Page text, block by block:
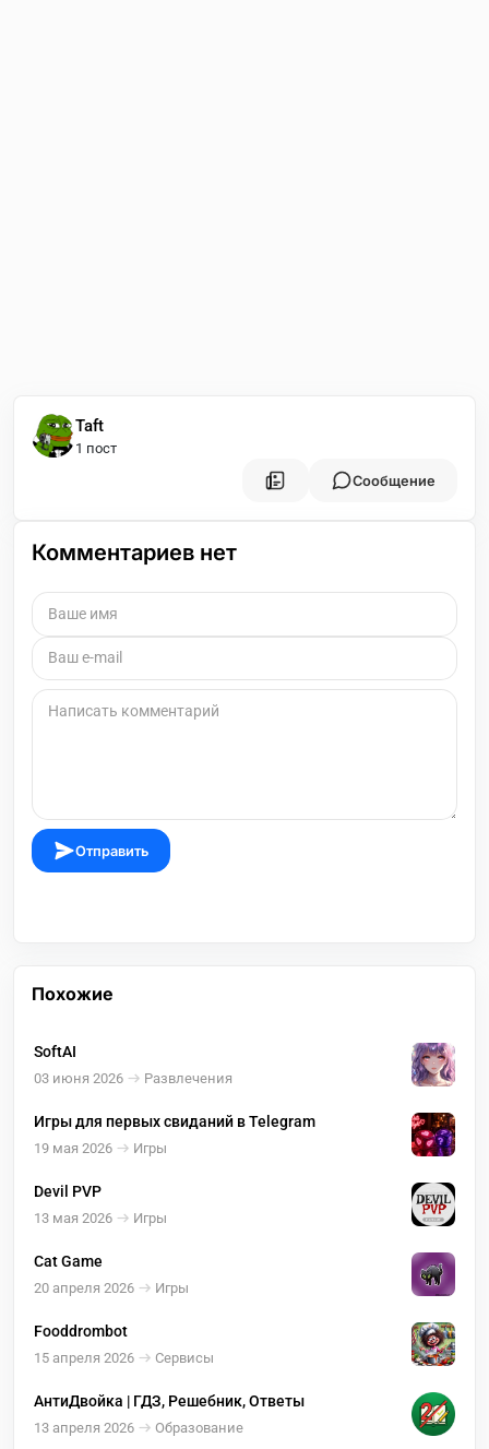
Taft
1 пост
Сообщение
Комментариев нет
Отправить
Похожие
SoftAI
03 июня 2026 Развлечения
Игры для первых свиданий в Telegram
19 мая 2026 Игры
Devil PVP
13 мая 2026 Игры
Cat Game
20 апреля 2026 Игры
Fooddrombot
15 апреля 2026 Сервисы
АнтиДвойка | ГДЗ, Решебник, Ответы
13 апреля 2026 Образование